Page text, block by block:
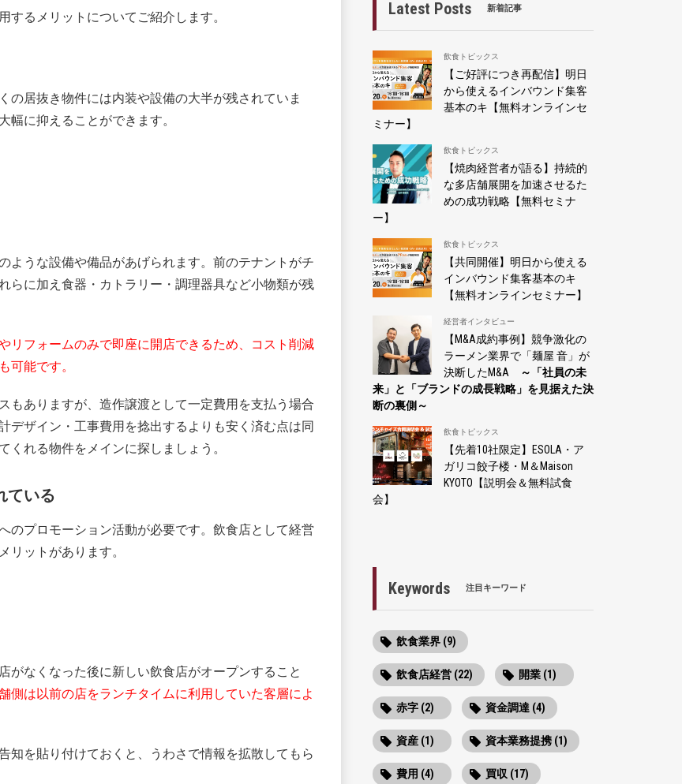
するメリットについてご紹介します。
の居抜き物件には内装や設備の大半が残されていま
幅に抑えることができます。
ような設備や備品があげられます。前のテナントがチ
らに加え食器・カトラリー・調理器具など小物類が残
リフォームのみで即座に開店できるため、コスト削減
可能です。
もありますが、造作譲渡として一定費用を支払う場合
デザイン・工事費用を捻出するよりも安く済む点は同
れる物件をメインに探しましょう。
ている
のプロモーション活動が必要です。飲食店として経営
リットがあります。
がなくなった後に新しい飲食店がオープンすること
側は以前の店をランチタイムに利用していた客層によ
知を貼り付けておくと、うわさで情報を拡散してもら
Latest Posts 新着記事
飲食トピックス
【ご好評につき再配信】明日
から使えるインバウンド集客
基本のキ【無料オンラインセ
ミナー】
飲食トピックス
【焼肉経営者が語る】持続的
な多店舗展開を加速させるた
めの成功戦略【無料セミナ
ー】
飲食トピックス
【共同開催】明日から使える
インバウンド集客基本のキ
【無料オンラインセミナー】
経営者インタビュー
【M&A成約事例】競争激化の
ラーメン業界で「麺屋 音」が
決断したM&A
～「社員の未
来」と「ブランドの成長戦略」を見据えた決
断の裏側～
飲食トピックス
【先着10社限定】ESOLA・ア
ガリコ餃子楼・M＆Maison
KYOTO【説明会＆無料試食
会】
Keywords 注目キーワード
飲食業界 (9)
飲食店経営 (22) 開業 (1)
赤字 (2) 資金調達 (4)
資産 (1) 資本業務提携 (1)
費用 (4) 買収 (17)